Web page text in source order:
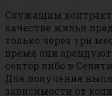
Служащим
качестве жилья
только через три
время они
сектор либо в
Для получения
зависимости от